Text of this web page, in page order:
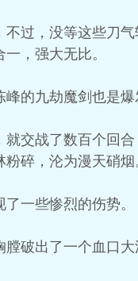
过，没等这些刀
，强大无比。
的九劫魔剑也是
交战了数百个回
碎，沦为漫天硝烟
一些惨烈的伤势。
破出了一个血口